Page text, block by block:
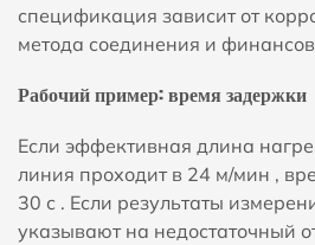
спецификация зависит от
метода соединения и
Рабочий пример: время задержки
Если эффективная длина
линия проходит в 24 м/мин ,
30 с . Если результаты
указывают на недостаточный